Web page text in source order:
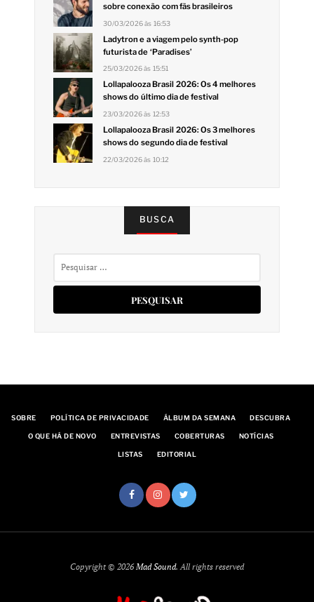
sobre conexão com fãs brasileiros
30/03/2026 às 16:53
Ladytron e a viagem pelo synth-pop
futurista de ‘Paradises’
25/03/2026 às 15:51
Lollapalooza Brasil 2026: Os 4 melhores
shows do último dia de festival
23/03/2026 às 12:53
Lollapalooza Brasil 2026: Os 3 melhores
shows do segundo dia de festival
22/03/2026 às 10:12
BUSCA
SOBRE POLÍTICA DE PRIVACIDADE ÁLBUM DA SEMANA DESCUBRA
O QUE HÁ DE NOVO ENTREVISTAS COBERTURAS NOTÍCIAS
LISTAS EDITORIAL
Copyright © 2026Mad Sound. All rights reserved